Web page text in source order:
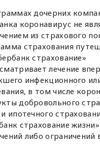
дочерних
коронавирус не
из страхового
страхования
страхование»
лечение
инфекционного
в том числе
добровольного
ипотечного
страхование
либо ограничений